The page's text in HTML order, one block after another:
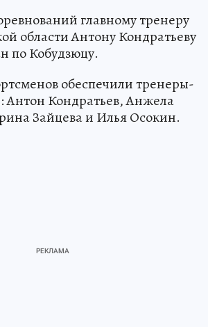
главному тренеру
области Антону Кондратьеву
по Кобудзюцу.
обеспечили тренеры-
Антон Кондратьев, Анжела
Зайцева и Илья Осокин.